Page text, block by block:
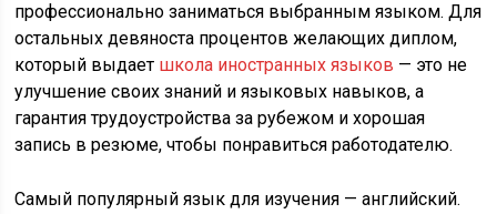
профессионально заниматься выбранным языком. Для
остальных девяноста процентов желающих диплом,
который выдает школа иностранных языков — это не
улучшение своих знаний и языковых навыков, а
гарантия трудоустройства за рубежом и хорошая
запись в резюме, чтобы понравиться работодателю.
Самый популярный язык для изучения — английский.